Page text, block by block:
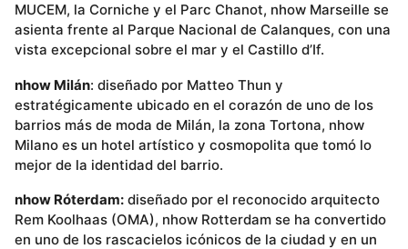
MUCEM, la Corniche y el Parc Chanot, nhow Marseille se
asienta frente al Parque Nacional de Calanques, con una
vista excepcional sobre el mar y el Castillo d’If.
nhow Milán: diseñado por Matteo Thun y
estratégicamente ubicado en el corazón de uno de los
barrios más de moda de Milán, la zona Tortona, nhow
Milano es un hotel artístico y cosmopolita que tomó lo
mejor de la identidad del barrio.
nhow Róterdam: diseñado por el reconocido arquitecto
Rem Koolhaas (OMA), nhow Rotterdam se ha convertido
en uno de los rascacielos icónicos de la ciudad y en un